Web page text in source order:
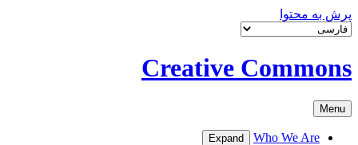
پرش به محتوا
Creative Commons
Menu
Who We Are
Expand